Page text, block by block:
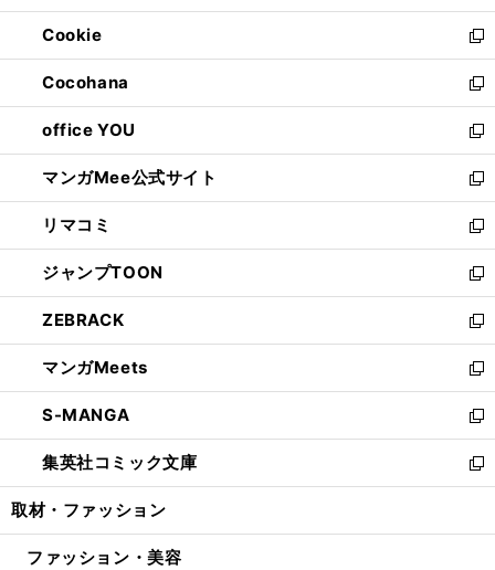
開
く
ウ
で
開
く
ン
ド
ウ
で
開
く
ウ
ィ
ン
ド
ウ
で
開
く
Cookie
新
し
い
ウ
ィ
ン
ド
ウ
で
開
く
Cocohana
新
し
い
ウ
ィ
ン
ド
ウ
で
開
く
office YOU
新
し
い
ウ
ィ
ン
ド
ウ
で
開
く
マンガMee公式サイト
新
し
い
ウ
ィ
ン
ド
ウ
で
開
く
リマコミ
新
し
い
ウ
ィ
ン
ド
ウ
で
開
く
ジャンプTOON
新
し
い
ウ
ィ
ン
ド
ウ
で
開
ZEBRACK
新
し
い
ウ
ィ
ン
ド
ウ
開
マンガMeets
新
し
い
ウ
ィ
ン
ウ
S-MANGA
新
し
い
ウ
ン
集英社コミック文庫
新
し
ウ
取材・ファッション
ファッション・美容